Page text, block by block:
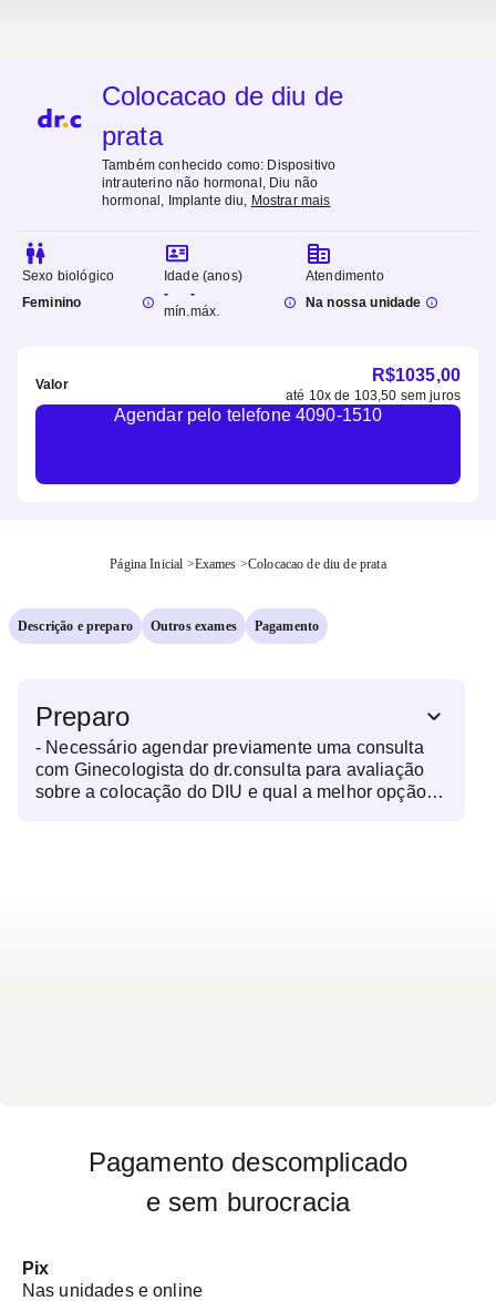
Colocacao de diu de
prata
Também conhecido como: Dispositivo
intrauterino não hormonal, Diu não
hormonal, Implante diu, Mostrar mais
Sexo biológico
Feminino
Idade (anos)
-
mín.
-
máx.
Atendimento
Na nossa unidade
Valor R$1035,00
até 10x de 103,50 sem juros
Agendar pelo telefone 4090-1510
Página Inicial >Exames >Colocacao de diu de prata
Descrição e preparo Outros exames Pagamento
Preparo
- Necessário agendar previamente uma consulta
com Ginecologista do dr.consulta para avaliação
sobre a colocação do DIU e qual a melhor opção. -
retirado em uma das nossas unidades físicas.
Pagamento descomplicado
e sem burocracia
Pix
Nas unidades e online